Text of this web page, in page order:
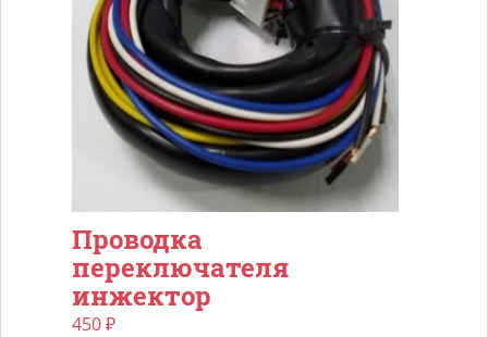
Проводка
переключателя
инжектор
450₽